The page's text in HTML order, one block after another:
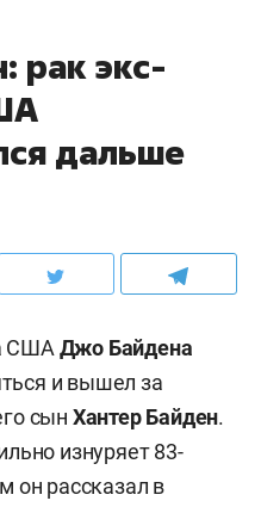
рак экс-
дальше
США Джо Байдена
и вышел за
сын Хантер Байден.
изнуряет 83-
он рассказал в